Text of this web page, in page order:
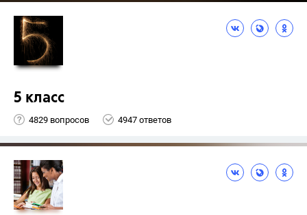
5 класс
4829 вопросов 4947 ответов